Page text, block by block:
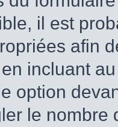
il est
afin
incluant
option
le nombre